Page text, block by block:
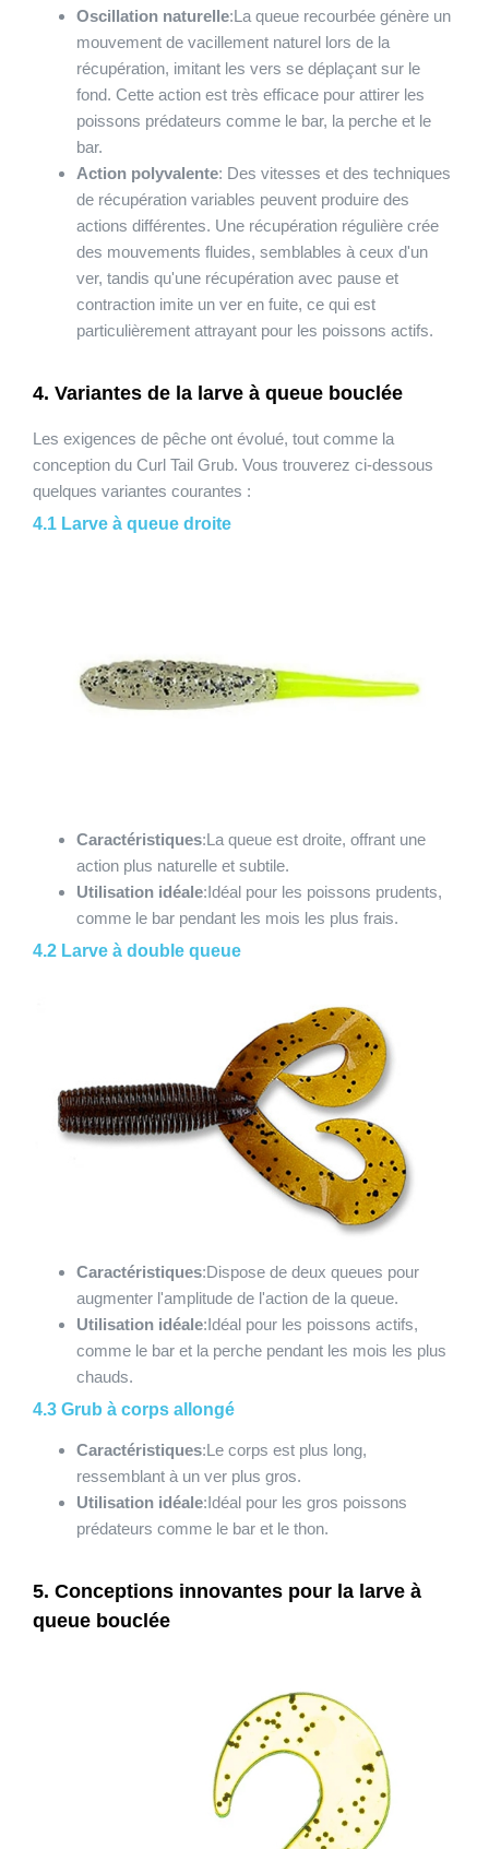
Oscillation naturelle:La queue recourbée génère un
mouvement de vacillement naturel lors de la
récupération, imitant les vers se déplaçant sur le
fond. Cette action est très efficace pour attirer les
poissons prédateurs comme le bar, la perche et le
bar.
Action polyvalente: Des vitesses et des techniques
de récupération variables peuvent produire des
actions différentes. Une récupération régulière crée
des mouvements fluides, semblables à ceux d'un
ver, tandis qu'une récupération avec pause et
contraction imite un ver en fuite, ce qui est
particulièrement attrayant pour les poissons actifs.
4. Variantes de la larve à queue bouclée
Les exigences de pêche ont évolué, tout comme la
conception du Curl Tail Grub. Vous trouverez ci-dessous
quelques variantes courantes :
4.1 Larve à queue droite
Caractéristiques:La queue est droite, offrant une
action plus naturelle et subtile.
Utilisation idéale:Idéal pour les poissons prudents,
comme le bar pendant les mois les plus frais.
4.2 Larve à double queue
Caractéristiques:Dispose de deux queues pour
augmenter l'amplitude de l'action de la queue.
Utilisation idéale:Idéal pour les poissons actifs,
comme le bar et la perche pendant les mois les plus
chauds.
4.3 Grub à corps allongé
Caractéristiques:Le corps est plus long,
ressemblant à un ver plus gros.
Utilisation idéale:Idéal pour les gros poissons
prédateurs comme le bar et le thon.
5. Conceptions innovantes pour la larve à
queue bouclée